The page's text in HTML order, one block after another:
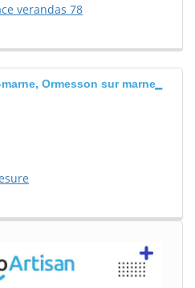
verandas 78
Ormesson sur marne